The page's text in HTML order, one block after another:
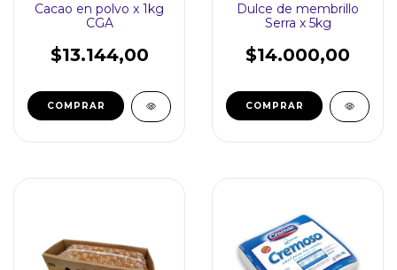
Cacao en polvo x 1kg
CGA
$13.144,00
Dulce de membrillo
Serra x 5kg
$14.000,00